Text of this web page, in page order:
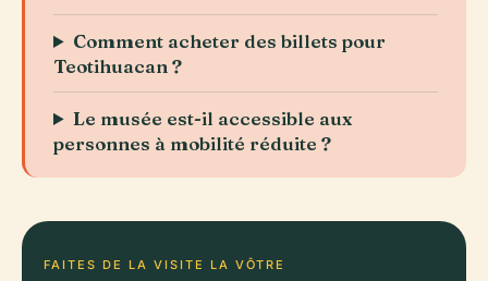
Comment acheter des billets pour
Teotihuacan ?
Le musée est-il accessible aux
personnes à mobilité réduite ?
FAITES DE LA VISITE LA VÔTRE